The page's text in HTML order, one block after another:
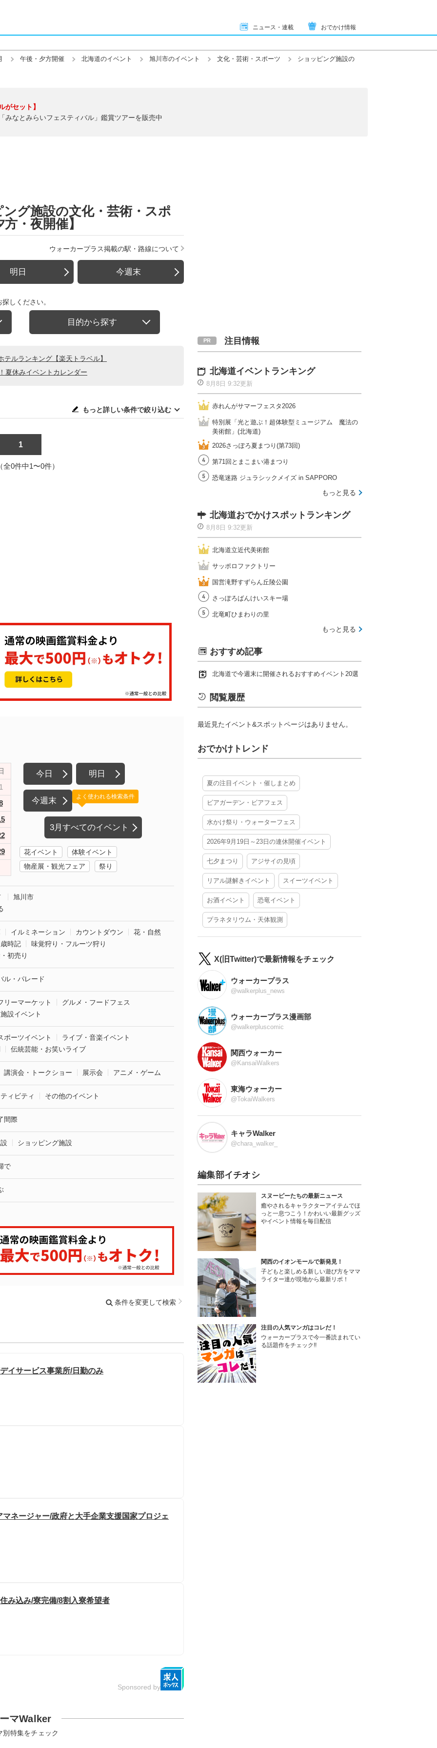
ニュース・連載 おでかけ情報
午後・夕方開催 北海道のイベント 旭川市のイベント 文化・芸術・スポーツ ショッピング施設の
がセット】
みなとみらいフェスティバル」鑑賞ツアーを販売中
グ施設の文化・芸術・スポ
・夜開催】
ウォーカープラス掲載の駅・路線について
明日 今週末
しください。
目的から探す
ルランキング【楽天トラベル】
夏休みイベントカレンダー
もっと詳しい条件で絞り込む
1
全0件中1〜0件）
今日 明日
今週末
3月すべてのイベント
よく使われる検索条件
花イベント
体験イベント
物産展・観光フェア
祭り
旭川市
イルミネーション カウントダウン
花・自然
時記
味覚狩り・フルーツ狩り
初売り
ル・パレード
リーマーケット
グルメ・フードフェス
設イベント
ポーツイベント
ライブ・音楽イベント
伝統芸能・お笑いライブ
講演会・トークショー 展示会 アニメ・ゲーム
ィビティ その他のイベント
間際
ショッピング施設
で
条件を変更して検索
イサービス事業所/日勤のみ
ネージャー/政府と大手企業支援国家プロジェ
み込み/寮完備/8割入寮希望者
Sponsored by
マWalker
別特集をチェック
注目情報
北海道イベントランキング
8月8日 9:32更新
赤れんがサマーフェスタ2026
特別展「光と遊ぶ！超体験型ミュージアム 魔法の
美術館」(北海道)
2026さっぽろ夏まつり(第73回)
第71回とまこまい港まつり
恐竜迷路 ジュラシックメイズ in SAPPORO
もっと見る
北海道おでかけスポットランキング
8月8日 9:32更新
北海道立近代美術館
サッポロファクトリー
国営滝野すずらん丘陵公園
さっぽろばんけいスキー場
北竜町ひまわりの里
もっと見る
おすすめ記事
北海道で今週末に開催されるおすすめイベント20選
閲覧履歴
最近見たイベント&スポットページはありません。
おでかけトレンド
夏の注目イベント・催しまとめ
ビアガーデン・ビアフェス
水かけ祭り・ウォーターフェス
2026年9月19日～23日の連休開催イベント
七夕まつり アジサイの見頃
リアル謎解きイベント スイーツイベント
お酒イベント 恐竜イベント
プラネタリウム・天体観測
X(旧Twitter)で最新情報をチェック
ウォーカープラス
@walkerplus_news
ウォーカープラス漫画部
@walkerpluscomic
関西ウォーカー
@KansaiWalkers
東海ウォーカー
@TokaiWalkers
キャラWalker
@chara_walker_
編集部イチオシ
スヌーピーたちの最新ニュース
癒やされるキャラクターアイテムでほ
っと一息つこう！かわいい最新グッズ
やイベント情報を毎日配信
関西のイオンモールで新発見！
子どもと楽しめる新しい遊び方をママ
ライター達が現地から最新リポ！
注目の人気マンガはコレだ！
ウォーカープラスで今一番読まれてい
る話題作をチェック!!